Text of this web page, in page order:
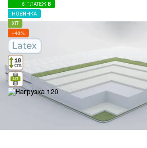
6 ПЛАТЕЖІВ
НОВИНКА
ХІТ
−40%